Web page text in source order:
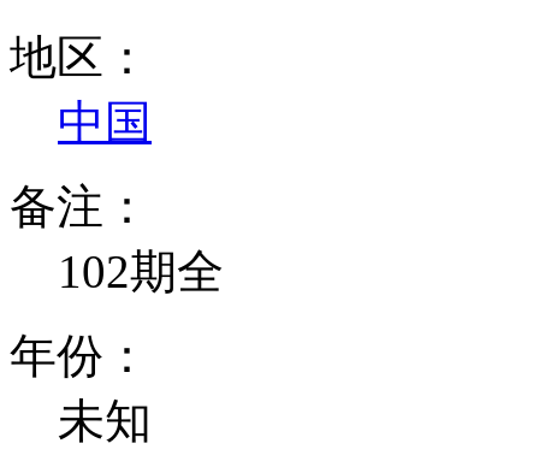
地区：
中国
备注：
102期全
年份：
未知